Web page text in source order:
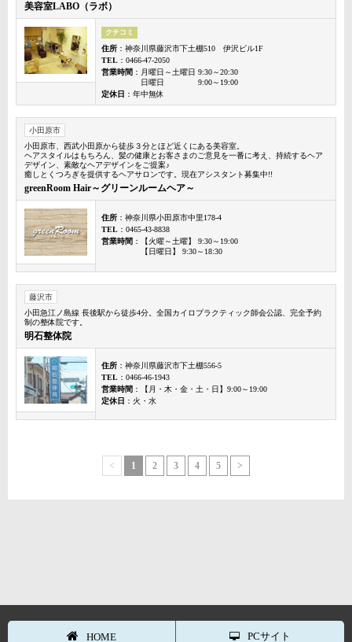
美容室LABO（ラボ）
クチコミ
住所 ：神奈川県藤沢市下土棚510 伊沢ビル1F
TEL ：0466-47-2050
営業時間 ：月曜日～土曜日 9:30～20:30
日曜日 9:00～19:00
定休日 ：年中無休
小田原市
小田原市、西武小田原から徒歩３分とほど近くにある美容室。
ヘアスタイルはもちろん、髪の健康とお客さまのご意見を一番に考え、持続するヘア
デザイン、素敵なヘアデザインをご提案♪
癒しとくつろぎを提供するヘアサロンです。現在アシスタント募集中!!
greenRoom Hair～グリーンルームヘア～
住所 ：神奈川県小田原市中里178-4
TEL ：0465-43-8838
営業時間 ：【火曜～土曜】 9:30～19:00
【日曜日】 9:30～18:30
藤沢市
小田急江ノ島線 長後駅から徒歩4分。全国カイロプラクティック師会公認、完全予約
制の整体院です。
明石整体院
住所 ：神奈川県藤沢市下土棚556-5
TEL ：0466-46-1943
営業時間 ：【月・木・金・土・日】9:00～19:00
定休日 ：火・水
< 1 2 3 4 5 >
HOME PCサイト